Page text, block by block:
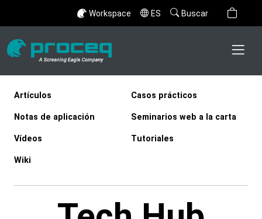
Workspace ES Buscar
Artículos Casos prácticos
Notas de aplicación Seminarios web a la carta
Vídeos Tutoriales
Wiki